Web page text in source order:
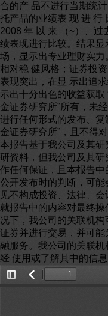
合的产 品不进行当期统
托产品的业绩表 现 进 行
2008 年 以 来 （~）、过
绩表现进行比较。结果
场，显示出专业理财实
相对稳 健风格；证券投
表现突出，在显 示出追
示出十分出色的收益获取
金证券研究所”所有，未
进行任何形式的发布、复
金证券研究所”，且不得
本报告基于我公司及其
研资料，但我公司及其
作任何保证，且本报告
公开发布时的判断，可
见不构成投资、法律、
就报告中的内容对最终
况下，我公司的关联机
证券并进行交易，并可
融服务。我公司的关联
经 使用或了解其中的信息
Toggle返